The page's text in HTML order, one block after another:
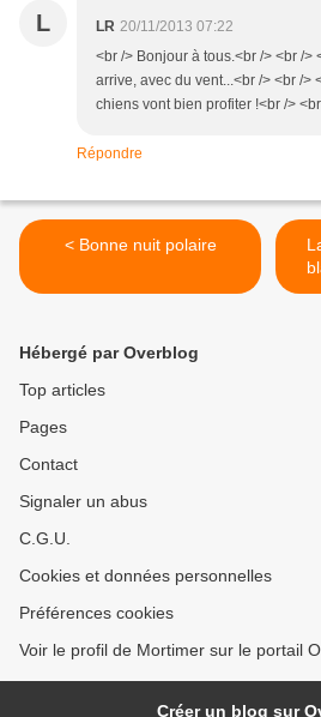
L LR 20/11/2013 07:22
<br /> Bonjour à tous.<br /> <br />
arrive, avec du vent...<br /> <br />
chiens vont bien profiter !<br />
Répondre
< Bonne nuit polaire
Hébergé par Overblog
Top articles
Pages
Contact
Signaler un abus
C.G.U.
Cookies et données personnelles
Préférences cookies
Voir le profil de Mortimer sur le portail
Créer un blog sur